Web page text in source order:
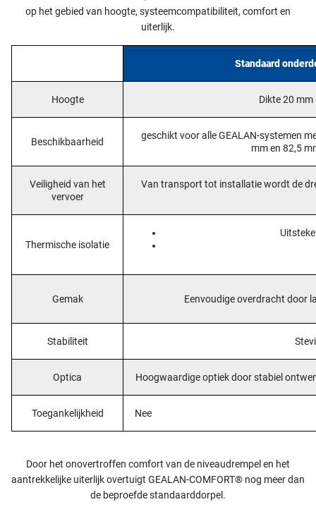
op het gebied van hoogte, systeemcompatibiliteit, comfort en
uiterlijk.
Standaard
Hoogte Dikte 20 mm
Beschikbaarheid
geschikt voor alle GEALAN-systemen
mm en 82,5
Veiligheid van het
vervoer
Van transport tot installatie wordt de
Thermische isolatie
Gemak Eenvoudige overdracht door
Stabiliteit
Optica Hoogwaardige optiek door stabiel
Toegankelijkheid Nee
Door het onovertroffen comfort van de niveaudrempel en het
aantrekkelijke uiterlijk overtuigt GEALAN-COMFORT® nog meer dan
de beproefde standaarddorpel.